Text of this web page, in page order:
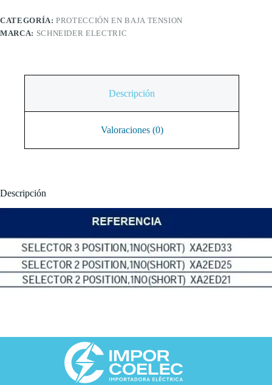
CATEGORÍA:PROTECCIÓN EN BAJA TENSION
MARCA: SCHNEIDER ELECTRIC
Descripción
Valoraciones (0)
Descripción